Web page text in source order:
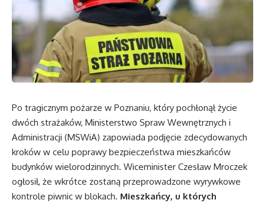
Po tragicznym pożarze w Poznaniu, który pochłonął życie
dwóch strażaków, Ministerstwo Spraw Wewnętrznych i
Administracji (MSWiA) zapowiada podjęcie zdecydowanych
kroków w celu poprawy bezpieczeństwa mieszkańców
budynków wielorodzinnych. Wiceminister Czesław Mroczek
ogłosił, że wkrótce zostaną przeprowadzone wyrywkowe
kontrole piwnic w blokach. Mieszkańcy, u których